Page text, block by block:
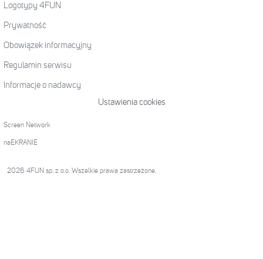
Logotypy 4FUN
Prywatność
Obowiązek informacyjny
Regulamin serwisu
Informacje o nadawcy
Ustawienia cookies
Screen Network
naEKRANIE
2026 4FUN sp. z o.o. Wszelkie prawa zastrzeżone.